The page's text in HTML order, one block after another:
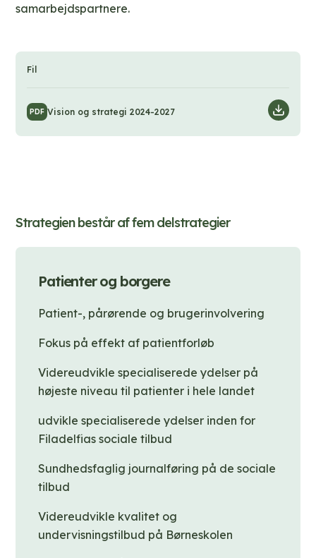
samarbejdspartnere.
Fil
PDF Vision og strategi 2024-2027
Strategien består af fem delstrategier
Patienter og borgere
Patient-, pårørende og brugerinvolvering
Fokus på effekt af patientforløb
Videreudvikle specialiserede ydelser på
højeste niveau til patienter i hele landet
udvikle specialiserede ydelser inden for
Filadelfias sociale tilbud
Sundhedsfaglig journalføring på de sociale
tilbud
Videreudvikle kvalitet og
undervisningstilbud på Børneskolen